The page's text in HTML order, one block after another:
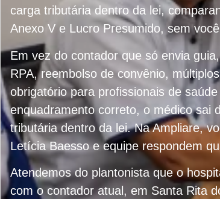
carga tributária dentro da lei,
Anexo V e Lucro Presumido, sem
Em vez do contador que só envia
RPA, reembolso de convênio,
obrigatório para profissionais de
enquadramento correto, o médico sai
tributária dentro da lei. Na Ampliare,
Letícia Baesso e equipe respondem
Atendemos do plantonista que o
com o contador atual, em Santa Rita